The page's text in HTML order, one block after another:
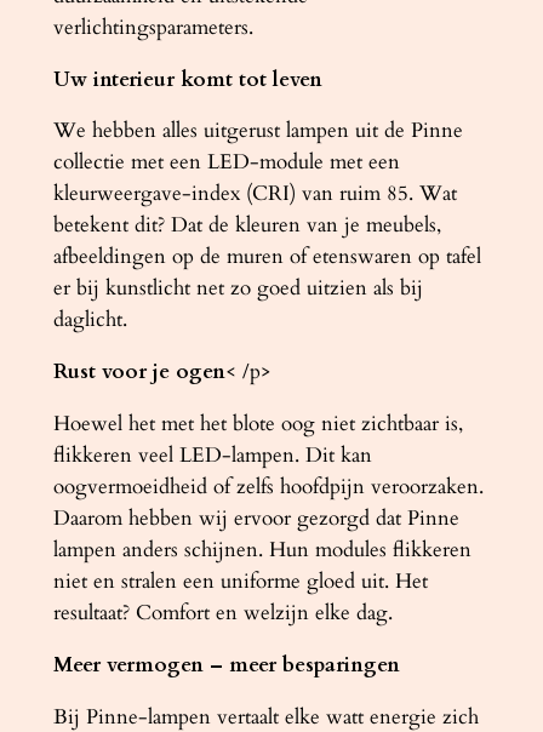
verlichtingsparameters.
Uw interieur komt tot leven
We hebben alles uitgerust lampen uit de Pinne
collectie met een LED-module met een
kleurweergave-index (CRI) van ruim 85. Wat
betekent dit? Dat de kleuren van je meubels,
afbeeldingen op de muren of etenswaren op tafel
er bij kunstlicht net zo goed uitzien als bij
daglicht.
Rust voor je ogen< /p>
Hoewel het met het blote oog niet zichtbaar is,
flikkeren veel LED-lampen. Dit kan
oogvermoeidheid of zelfs hoofdpijn veroorzaken.
Daarom hebben wij ervoor gezorgd dat Pinne
lampen anders schijnen. Hun modules flikkeren
niet en stralen een uniforme gloed uit. Het
resultaat? Comfort en welzijn elke dag.
Meer vermogen – meer besparingen
Bij Pinne-lampen vertaalt elke watt energie zich